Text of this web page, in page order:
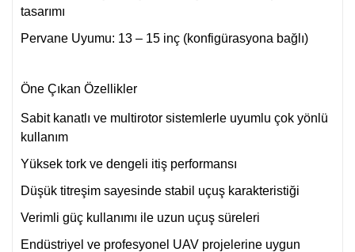
tasarımı
Pervane Uyumu: 13 – 15 inç (konfigürasyona bağlı)
Öne Çıkan Özellikler
Sabit kanatlı ve multirotor sistemlerle uyumlu çok yönlü
kullanım
Yüksek tork ve dengeli itiş performansı
Düşük titreşim sayesinde stabil uçuş karakteristiği
Verimli güç kullanımı ile uzun uçuş süreleri
Endüstriyel ve profesyonel UAV projelerine uygun